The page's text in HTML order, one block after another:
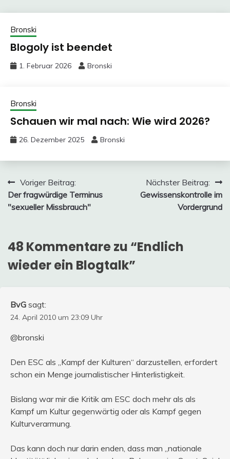
Bronski
Blogoly ist beendet
1. Februar 2026 Bronski
Bronski
Schauen wir mal nach: Wie wird 2026?
26. Dezember 2025 Bronski
Beitragsnavigation
Voriger Beitrag:
Der fragwürdige Terminus
"sexueller Missbrauch"
Nächster Beitrag:
Gewissenskontrolle im
Vordergrund
48 Kommentare zu “Endlich
wieder ein Blogtalk”
BvG sagt:
24. April 2010 um 23:09 Uhr
@bronski
Den ESC als „Kampf der Kulturen“ darzustellen, erfordert
schon ein Menge journalistischer Hinterlistigkeit.
Bislang war mir die Kritik am ESC doch mehr als als
Kampf um Kultur gegenwärtig oder als Kampf gegen
Kulturverarmung.
Das kann doch nur darin enden, dass man „nationale